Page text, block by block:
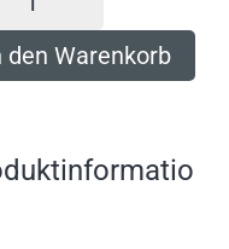
den Warenkorb